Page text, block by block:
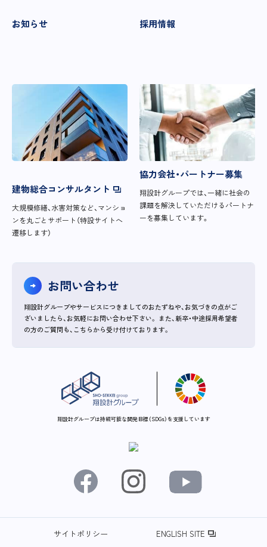
お知らせ 採用情報
建物総合コンサルタント
大規模修繕、水害対策など、マンショ
ンを丸ごとサポート（特設サイトへ
遷移します）
協力会社・パートナー募集
翔設計グループでは、一緒に社会の
課題を解決していただけるパートナ
ーを募集しています。
お問い合わせ
翔設計グループやサービスにつきましてのおたずねや、お気づきの点がご
ざいましたら、お気軽にお問い合わせ下さい。 また、新卒・中途採用希望者
の方のご質問も、こちらから受け付けております。
翔設計グループは持続可能な開発目標（SDGs）を支援しています
サイトポリシー ENGLISH SITE